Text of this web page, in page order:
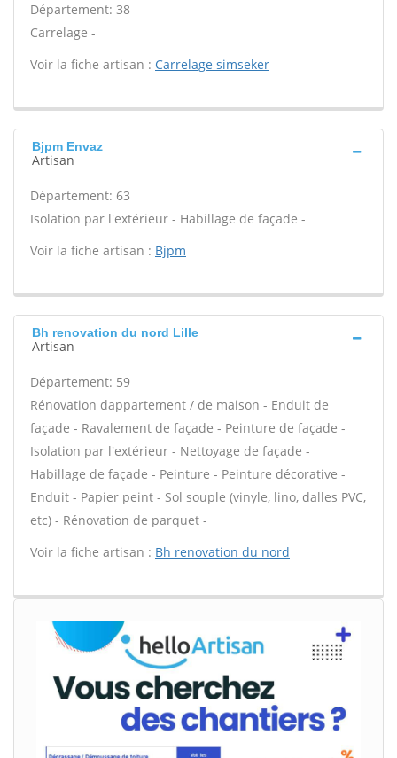
Département: 38
Carrelage -
Voir la fiche artisan : Carrelage simseker
Bjpm Envaz
Artisan
Département: 63
Isolation par l'extérieur - Habillage de façade -
Voir la fiche artisan : Bjpm
Bh renovation du nord Lille
Artisan
Département: 59
Rénovation dappartement / de maison - Enduit de
façade - Ravalement de façade - Peinture de façade -
Isolation par l'extérieur - Nettoyage de façade -
Habillage de façade - Peinture - Peinture décorative -
Enduit - Papier peint - Sol souple (vinyle, lino, dalles PVC,
etc) - Rénovation de parquet -
Voir la fiche artisan : Bh renovation du nord